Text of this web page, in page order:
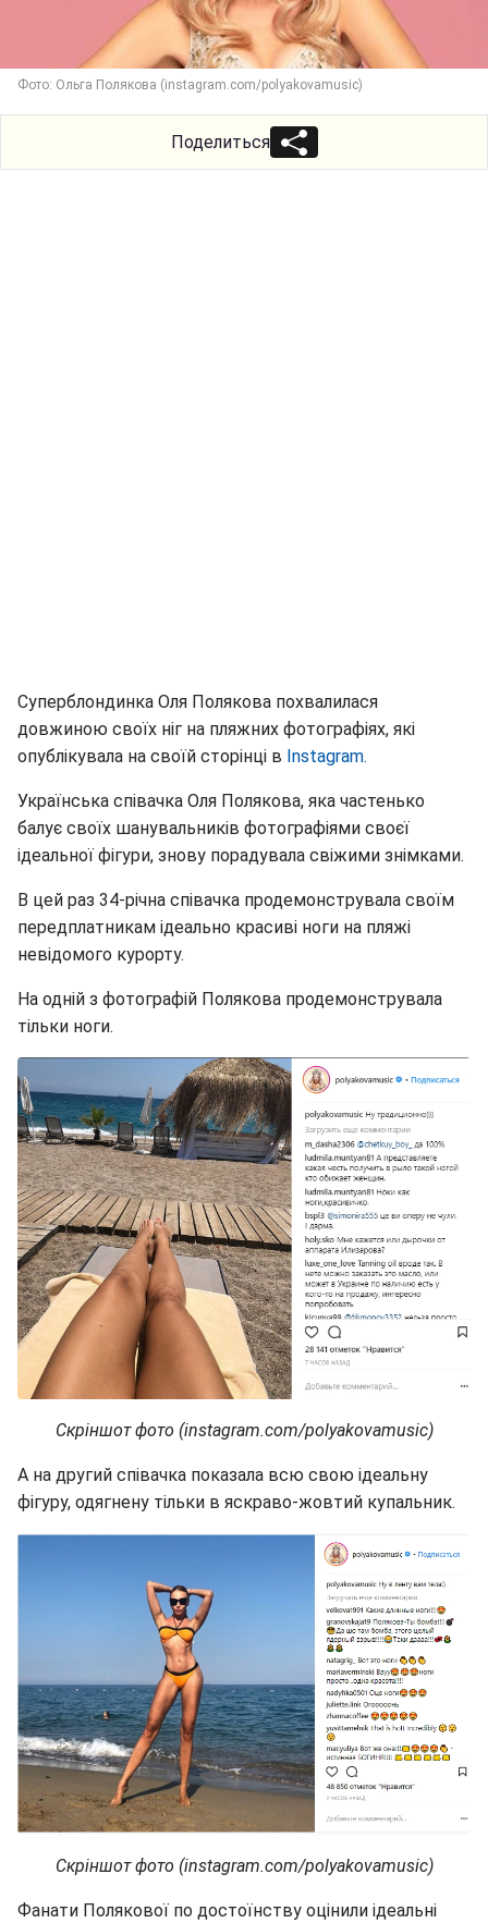
Фото: Ольга Полякова (instagram.com/polyakovamusic)
Поделиться
Суперблондинка Оля Полякова похвалилася
довжиною своїх ніг на пляжних фотографіях, які
опублікувала на своїй сторінці в Instagram.
Українська співачка Оля Полякова, яка частенько
балує своїх шанувальників фотографіями своєї
ідеальної фігури, знову порадувала свіжими знімками.
В цей раз 34-річна співачка продемонструвала своїм
передплатникам ідеально красиві ноги на пляжі
невідомого курорту.
На одній з фотографій Полякова продемонструвала
тільки ноги.
Скріншот фото (instagram.com/polyakovamusic)
А на другий співачка показала всю свою ідеальну
фігуру, одягнену тільки в яскраво-жовтий купальник.
Скріншот фото (instagram.com/polyakovamusic)
Фанати Полякової по достоїнству оцінили ідеальні